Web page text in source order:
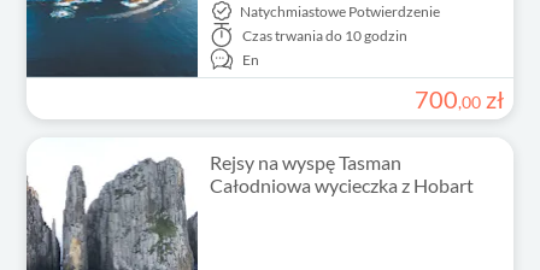
Natychmiastowe Potwierdzenie
Czas trwaniado 10 godzin
En
700,00 zł
Rejsy na wyspę Tasman
Całodniowa wycieczka z Hobart